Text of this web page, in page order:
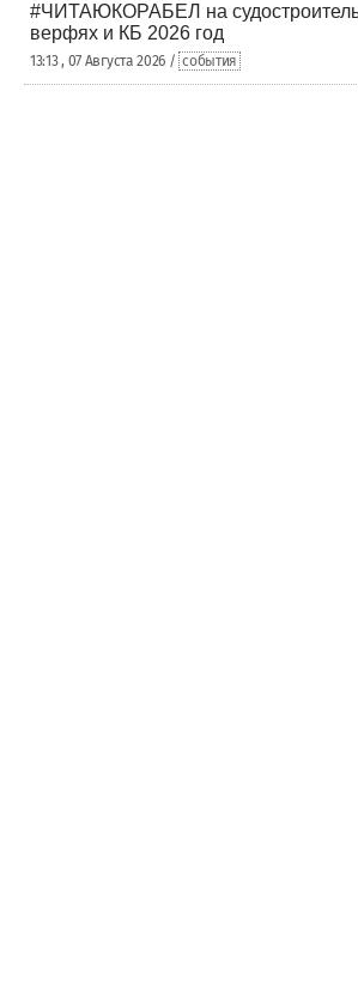
#ЧИТАЮКОРАБЕЛ на
верфях и КБ 2026 год
13:13 , 07 Августа 2026 / события